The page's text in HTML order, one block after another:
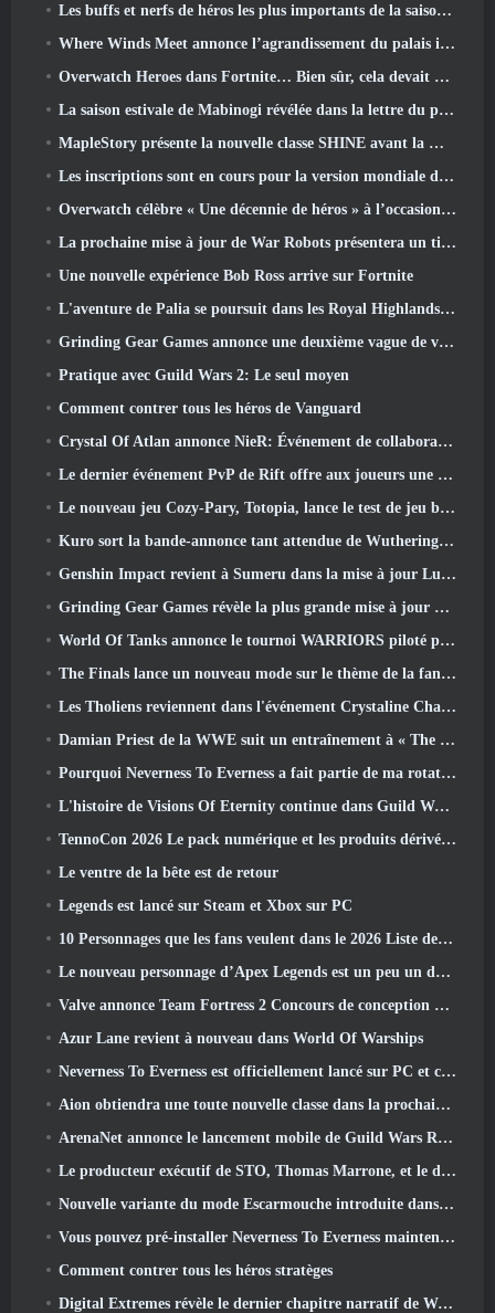
Les buffs et nerfs de héros les plus importants de la saison 8
Where Winds Meet annonce l’agrandissement du palais impérial et partage une feuille de route de contenu « massive »
Overwatch Heroes dans Fortnite… Bien sûr, cela devait arriver
La saison estivale de Mabinogi révélée dans la lettre du producteur
MapleStory présente la nouvelle classe SHINE avant la mise à jour de juin
Les inscriptions sont en cours pour la version mondiale du « test prologue » Limit Zero Breakers de NCSoft
Overwatch célèbre « Une décennie de héros » à l’occasion de son 10e anniversaire
La prochaine mise à jour de War Robots présentera un tireur d'élite inspiré de Lovecraftian
Une nouvelle expérience Bob Ross arrive sur Fortnite
L'aventure de Palia se poursuit dans les Royal Highlands avec la mise à jour d'aujourd'hui
Grinding Gear Games annonce une deuxième vague de ventes de billets pour l'ExileCon
Pratique avec Guild Wars 2: Le seul moyen
Comment contrer tous les héros de Vanguard
Crystal Of Atlan annonce NieR: Événement de collaboration sur les automates
Le dernier événement PvP de Rift offre aux joueurs une chance de gagner jusqu'à 4000 Crédits et un nouveau titre
Le nouveau jeu Cozy-Pary, Totopia, lance le test de jeu bêta fermé
Kuro sort la bande-annonce tant attendue de Wuthering Waves Cyberpunk: Crossover Edgerunners
Genshin Impact revient à Sumeru dans la mise à jour Luna VII
Grinding Gear Games révèle la plus grande mise à jour de Path Of Exile II à ce jour, Le retour des anciens
World Of Tanks annonce le tournoi WARRIORS piloté par la communauté
The Finals lance un nouveau mode sur le thème de la fantasy médiévale « Dragon's Claim »
Les Tholiens reviennent dans l'événement Crystaline Chaos de Star Trek Online
Damian Priest de la WWE suit un entraînement à « The Loot Camp » dans la bande-annonce Live Action Burst Fest de Delta Force
Pourquoi Neverness To Everness a fait partie de ma rotation, Pour l'instant
L'histoire de Visions Of Eternity continue dans Guild Wars 2 La semaine prochaine
TennoCon 2026 Le pack numérique et les produits dérivés sont désormais disponibles à l'achat
Le ventre de la bête est de retour
Legends est lancé sur Steam et Xbox sur PC
10 Personnages que les fans veulent dans le 2026 Liste des rivaux Marvel les plus nombreux et quelle est la probabilité qu'ils se produisent
Le nouveau personnage d’Apex Legends est un peu un démon de la vitesse
Valve annonce Team Fortress 2 Concours de conception du trophée ÜBERFEST
Azur Lane revient à nouveau dans World Of Warships
Neverness To Everness est officiellement lancé sur PC et consoles
Aion obtiendra une toute nouvelle classe dans la prochaine mise à jour de Dread Blade
ArenaNet annonce le lancement mobile de Guild Wars Reforged
Le producteur exécutif de STO, Thomas Marrone, et le directeur créatif de Neverwinter, Randy Mosiondz, discutent des jeux et de l'avenir de Cryptic.
Nouvelle variante du mode Escarmouche introduite dans le dernier acte de Valorant
Vous pouvez pré-installer Neverness To Everness maintenant
Comment contrer tous les héros stratèges
Digital Extremes révèle le dernier chapitre narratif de Warframe avec un nouveau short d'anime